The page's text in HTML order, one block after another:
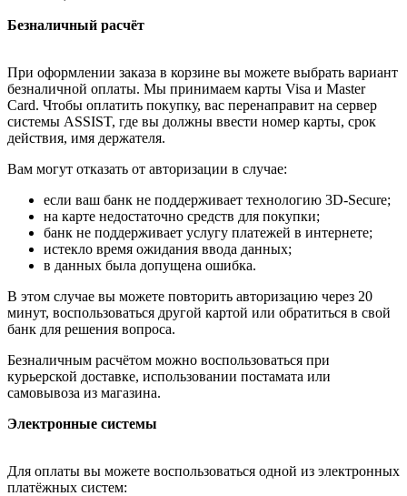
Безналичный расчёт
При оформлении заказа в корзине вы можете выбрать вариант
безналичной оплаты. Мы принимаем карты Visa и Master
Card. Чтобы оплатить покупку, вас перенаправит на сервер
системы ASSIST, где вы должны ввести номер карты, срок
действия, имя держателя.
Вам могут отказать от авторизации в случае:
если ваш банк не поддерживает технологию 3D-Secure;
на карте недостаточно средств для покупки;
банк не поддерживает услугу платежей в интернете;
истекло время ожидания ввода данных;
в данных была допущена ошибка.
В этом случае вы можете повторить авторизацию через 20
минут, воспользоваться другой картой или обратиться в свой
банк для решения вопроса.
Безналичным расчётом можно воспользоваться при
курьерской доставке, использовании постамата или
самовывоза из магазина.
Электронные системы
Для оплаты вы можете воспользоваться одной из электронных
платёжных систем: